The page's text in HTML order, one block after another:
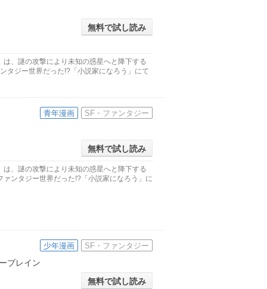
無料で試し読み
、謎の攻撃により未知の惑星へと降下する
タジー世界だった!?「小説家になろう」にて
青年漫画 SF・ファンタジー
無料で試し読み
、謎の攻撃により未知の惑星へと降下する
ンタジー世界だった!?「小説家になろう」に
少年漫画 SF・ファンタジー
ブレイン
無料で試し読み